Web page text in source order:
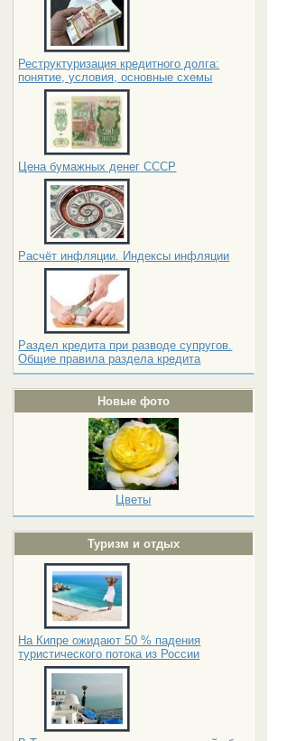
Реструктуризация кредитного долга:
понятие, условия, основные схемы
Цена бумажных денег СССР
Расчёт инфляции. Индексы инфляции
Раздел кредита при разводе супругов.
Общие правила раздела кредита
Новые фото
Цветы
Туризм и отдых
На Кипре ожидают 50 % падения
туристического потока из России